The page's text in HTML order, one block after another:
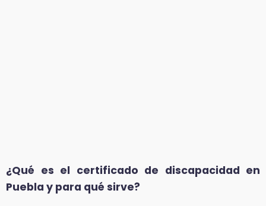
¿Qué es el certificado de discapacidad en
Puebla y para qué sirve?